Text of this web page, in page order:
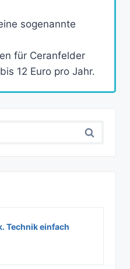
sogenannte
für Ceranfelder
12 Euro pro Jahr.
Technik einfach